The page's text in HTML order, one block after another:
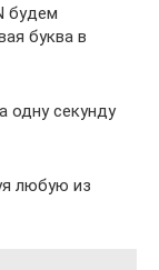
будем
буква в
одну секунду
любую из